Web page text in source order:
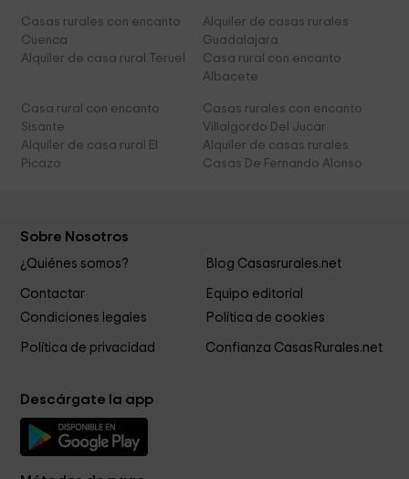
Casas rurales con encanto
Cuenca
Alquiler de casas rurales
Guadalajara
Alquiler de casa rural Teruel
Casa rural con encanto
Albacete
Casa rural con encanto
Sisante
Casas rurales con encanto
Villalgordo Del Jucar
Alquiler de casa rural El
Picazo
Alquiler de casas rurales
Casas De Fernando Alonso
Sobre Nosotros
¿Quiénes somos? Blog Casasrurales.net
Contactar
Equipo editorial
Condiciones legales
Política de cookies
Política de privacidad Confianza CasasRurales.net
Descárgate la app